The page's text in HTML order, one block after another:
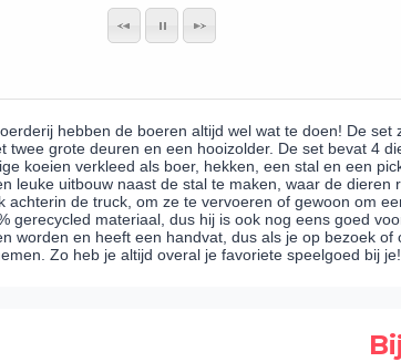
hebben de boeren altijd wel wat te doen! De set
twee grote deuren en een hooizolder. De set bevat 4
koeien verkleed als boer, hekken, een stal en een
leuke uitbouw naast de stal te maken, waar de dieren
achterin de truck, om ze te vervoeren of gewoon om
gerecycled materiaal, dus hij is ook nog eens goed
worden en heeft een handvat, dus als je op bezoek
Zo heb je altijd overal je favoriete speelgoed bij je!